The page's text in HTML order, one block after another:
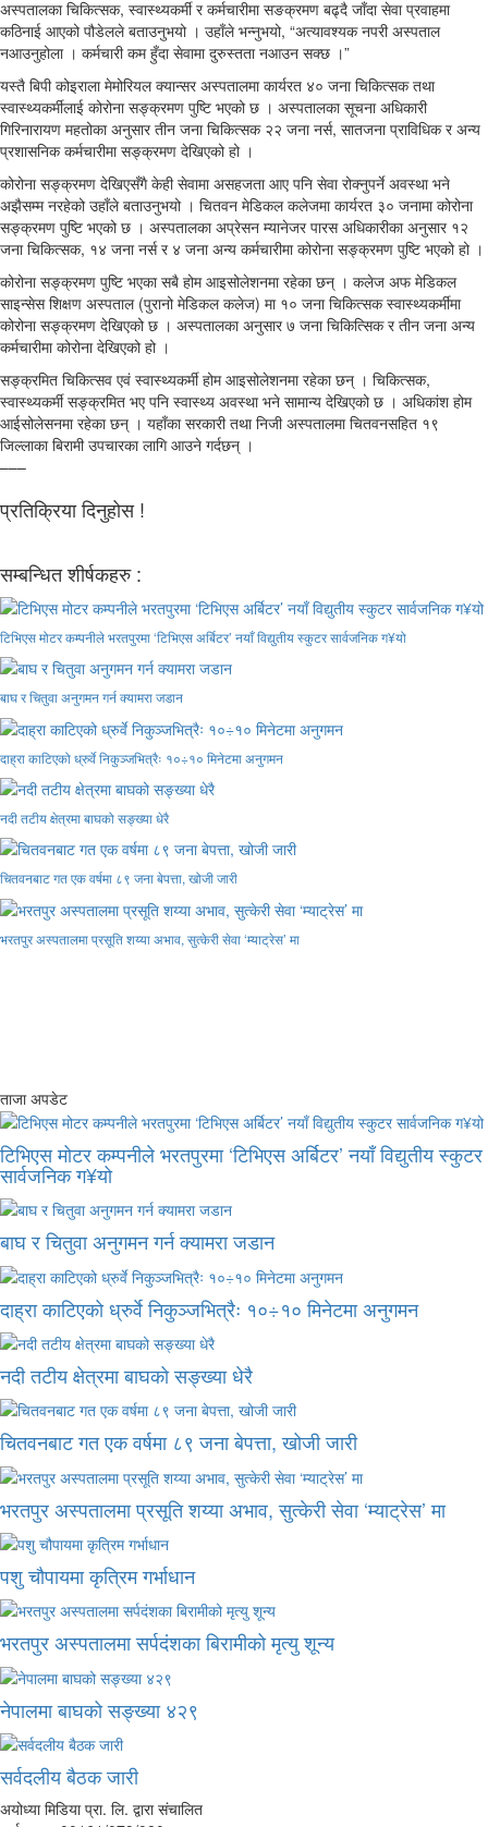
अस्पतालका चिकित्सक, स्वास्थ्यकर्मी र कर्मचारीमा सङक्रमण बढ्दै जाँदा सेवा प्रवाहमा
कठिनाई आएको पौडेलले बताउनुभयो । उहाँले भन्नुभयो, “अत्यावश्यक नपरी अस्पताल
नआउनुहोला । कर्मचारी कम हुँदा सेवामा दुरुस्तता नआउन सक्छ ।”
यस्तै बिपी कोइराला मेमोरियल क्यान्सर अस्पतालमा कार्यरत ४० जना चिकित्सक तथा
स्वास्थ्यकर्मीलाई कोरोना सङ्क्रमण पुष्टि भएको छ । अस्पतालका सूचना अधिकारी
गिरिनारायण महतोका अनुसार तीन जना चिकित्सक २२ जना नर्स, सातजना प्राविधिक र अन्य
प्रशासनिक कर्मचारीमा सङ्क्रमण देखिएको हो ।
कोरोना सङ्क्रमण देखिएसँगै केही सेवामा असहजता आए पनि सेवा रोक्नुपर्ने अवस्था भने
अझैसम्म नरहेको उहाँले बताउनुभयो । चितवन मेडिकल कलेजमा कार्यरत ३० जनामा कोरोना
सङ्क्रमण पुष्टि भएको छ । अस्पतालका अप्रेसन म्यानेजर पारस अधिकारीका अनुसार १२
जना चिकित्सक, १४ जना नर्स र ४ जना अन्य कर्मचारीमा कोरोना सङ्क्रमण पुष्टि भएको हो ।
कोरोना सङ्क्रमण पुष्टि भएका सबै होम आइसोलेशनमा रहेका छन् । कलेज अफ मेडिकल
साइन्सेस शिक्षण अस्पताल (पुरानो मेडिकल कलेज) मा १० जना चिकित्सक स्वास्थ्यकर्मीमा
कोरोना सङ्क्रमण देखिएको छ । अस्पतालका अनुसार ७ जना चिकित्सिक र तीन जना अन्य
कर्मचारीमा कोरोना देखिएको हो ।
सङ्क्रमित चिकित्सव एवं स्वास्थ्यकर्मी होम आइसोलेशनमा रहेका छन् । चिकित्सक,
स्वास्थ्यकर्मी सङ्क्रमित भए पनि स्वास्थ्य अवस्था भने सामान्य देखिएको छ । अधिकांश होम
आईसोलेसनमा रहेका छन् । यहाँका सरकारी तथा निजी अस्पतालमा चितवनसहित १९
जिल्लाका बिरामी उपचारका लागि आउने गर्दछन् ।
–––
प्रतिक्रिया दिनुहोस !
सम्बन्धित शीर्षकहरु :
टिभिएस मोटर कम्पनीले भरतपुरमा ‘टिभिएस अर्बिटर’ नयाँ विद्युतीय स्कुटर सार्वजनिक ग¥यो
बाघ र चितुवा अनुगमन गर्न क्यामरा जडान
दाह्रा काटिएको ध्रुर्वे निकुञ्जभित्रैः १०÷१० मिनेटमा अनुगमन
नदी तटीय क्षेत्रमा बाघको सङ्ख्या धेरै
चितवनबाट गत एक वर्षमा ८९ जना बेपत्ता, खोजी जारी
भरतपुर अस्पतालमा प्रसूति शय्या अभाव, सुत्केरी सेवा ‘म्याट्रेस’ मा
ताजा अपडेट
टिभिएस मोटर कम्पनीले भरतपुरमा ‘टिभिएस अर्बिटर’ नयाँ विद्युतीय स्कुटर
सार्वजनिक ग¥यो
बाघ र चितुवा अनुगमन गर्न क्यामरा जडान
दाह्रा काटिएको ध्रुर्वे निकुञ्जभित्रैः १०÷१० मिनेटमा अनुगमन
नदी तटीय क्षेत्रमा बाघको सङ्ख्या धेरै
चितवनबाट गत एक वर्षमा ८९ जना बेपत्ता, खोजी जारी
भरतपुर अस्पतालमा प्रसूति शय्या अभाव, सुत्केरी सेवा ‘म्याट्रेस’ मा
पशु चौपायमा कृत्रिम गर्भाधान
भरतपुर अस्पतालमा सर्पदंशका बिरामीको मृत्यु शून्य
नेपालमा बाघको सङ्ख्या ४२९
सर्वदलीय बैठक जारी
अयोध्या मिडिया प्रा. लि. द्वारा संचालित